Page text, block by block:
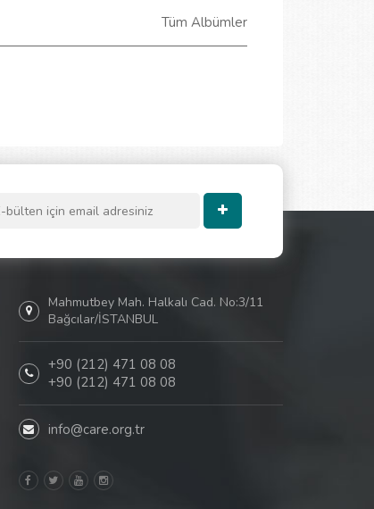
Tüm Albümler
Mahmutbey Mah. Halkalı Cad. No:3/11
Bağcılar/İSTANBUL
+90 (212) 471 08 08
+90 (212) 471 08 08
info@care.org.tr